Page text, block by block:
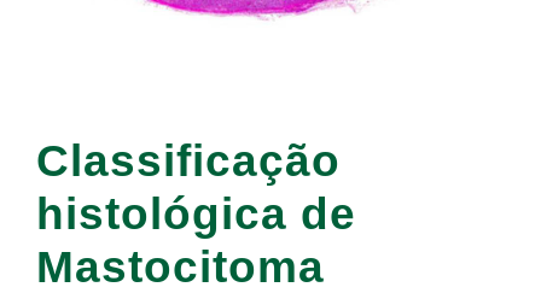
Classificação
histológica de
Mastocitoma